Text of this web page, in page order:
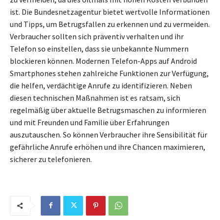
ist. Die Bundesnetzagentur bietet wertvolle Informationen
und Tipps, um Betrugsfallen zu erkennen und zu vermeiden.
Verbraucher sollten sich präventiv verhalten und ihr
Telefon so einstellen, dass sie unbekannte Nummern
blockieren können. Modernen Telefon-Apps auf Android
Smartphones stehen zahlreiche Funktionen zur Verfügung,
die helfen, verdächtige Anrufe zu identifizieren. Neben
diesen technischen Maßnahmen ist es ratsam, sich
regelmäßig über aktuelle Betrugsmaschen zu informieren
und mit Freunden und Familie über Erfahrungen
auszutauschen. So können Verbraucher ihre Sensibilität für
gefährliche Anrufe erhöhen und ihre Chancen maximieren,
sicherer zu telefonieren.